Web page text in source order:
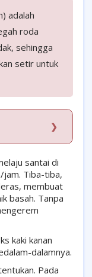
adalah
roda
sehingga
setir untuk
santai di
jam. Tiba-tiba,
membuat
basah. Tanpa
kaki kanan
dalamnya.
Pada